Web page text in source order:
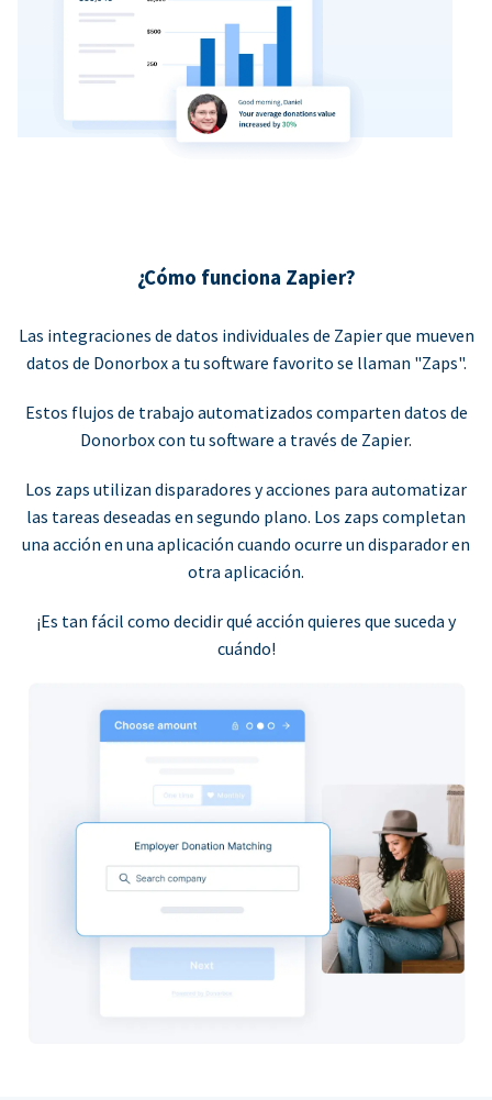
¿Cómo funciona Zapier?
Las integraciones de datos individuales de Zapier que mueven
datos de Donorbox a tu software favorito se llaman "Zaps".
Estos flujos de trabajo automatizados comparten datos de
Donorbox con tu software a través de Zapier.
Los zaps utilizan disparadores y acciones para automatizar
las tareas deseadas en segundo plano. Los zaps completan
una acción en una aplicación cuando ocurre un disparador en
otra aplicación.
¡Es tan fácil como decidir qué acción quieres que suceda y
cuándo!